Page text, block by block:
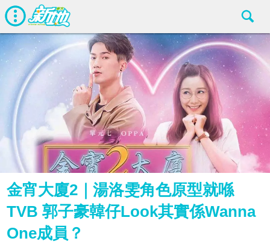
金宵大廈2｜湯洛雯角色原型就喺
TVB 郭子豪韓仔Look其實係Wanna
One成員？